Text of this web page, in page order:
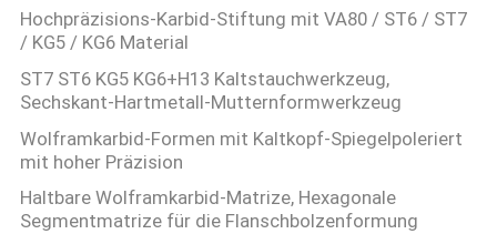
Hochpräzisions-Karbid-Stiftung mit VA80 / ST6 / ST7
/ KG5 / KG6 Material
ST7 ST6 KG5 KG6+H13 Kaltstauchwerkzeug,
Sechskant-Hartmetall-Mutternformwerkzeug
Wolframkarbid-Formen mit Kaltkopf-Spiegelpoleriert
mit hoher Präzision
Haltbare Wolframkarbid-Matrize, Hexagonale
Segmentmatrize für die Flanschbolzenformung